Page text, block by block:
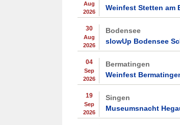
Aug
2026
Weinfest Stetten am
30
Aug
2026
Bodensee
slowUp Bodensee
04
Sep
2026
Bermatingen
Weinfest
19
Sep
2026
Singen
Museumsnacht